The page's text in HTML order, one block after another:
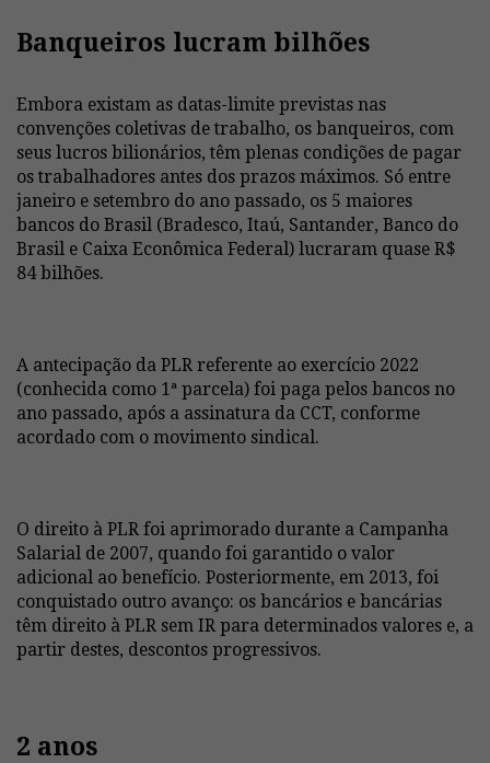
Banqueiros lucram bilhões
Embora existam as datas-limite previstas nas
convenções coletivas de trabalho, os banqueiros, com
seus lucros bilionários, têm plenas condições de pagar
os trabalhadores antes dos prazos máximos. Só entre
janeiro e setembro do ano passado, os 5 maiores
bancos do Brasil (Bradesco, Itaú, Santander, Banco do
Brasil e Caixa Econômica Federal) lucraram quase R$
84 bilhões.
A antecipação da PLR referente ao exercício 2022
(conhecida como 1ª parcela) foi paga pelos bancos no
ano passado, após a assinatura da CCT, conforme
acordado com o movimento sindical.
O direito à PLR foi aprimorado durante a Campanha
Salarial de 2007, quando foi garantido o valor
adicional ao benefício. Posteriormente, em 2013, foi
conquistado outro avanço: os bancários e bancárias
têm direito à PLR sem IR para determinados valores e, a
partir destes, descontos progressivos.
2 anos